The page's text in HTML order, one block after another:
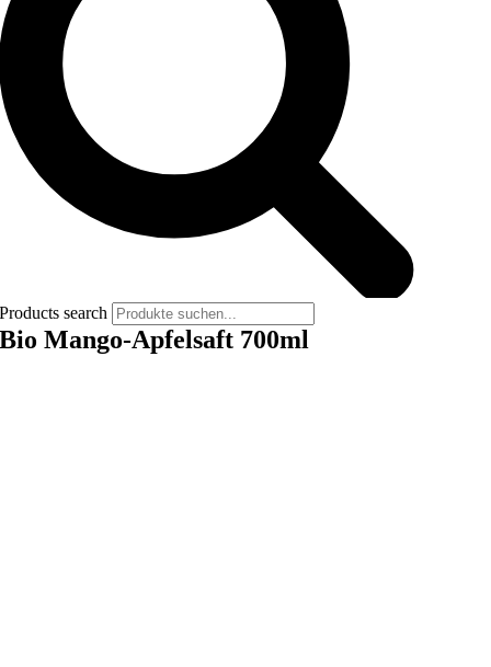
Products search
Bio Mango-Apfelsaft 700ml